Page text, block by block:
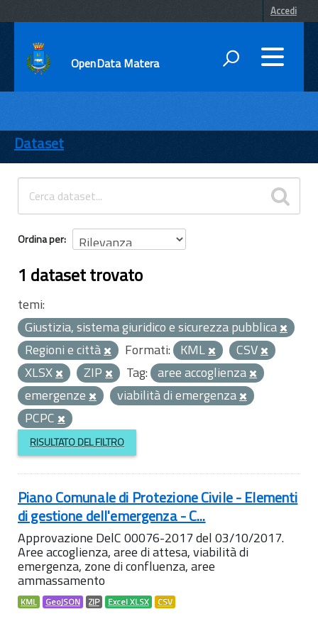
Accedi
OpenData Matera
ENTI
TEMI
INFORMAZIONI
Dataset
Ordina per
1 dataset trovato
temi:
Giustizia, sistema giuridico e sicurezza pubblica
Regioni e città
Formati: KML
CSV
XLSX
ZIP Tag: aree accoglienza
emergenze
viabilità di emergenza
PCPC
RISULTATO DEL FILTRO
Piano Comunale di Protezione Civile - Elementi
di gestione dell'emergenza - C...
Approvazione DelC 00076-2017 del 03/10/2017.
Aree accoglienza, aree di attesa, viabilità di
emergenza, zone di confluenza, aree
ammassamento
KML GeoJSON ZIP Excel XLSX CSV